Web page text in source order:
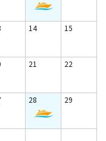
14 15
21 22
28 29